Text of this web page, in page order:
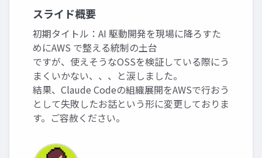
スライド概要
初期タイトル：AI 駆動開発を現場に降ろすた
めにAWS で整える統制の土台
ですが、使えそうなOSSを検証している際にう
まくいかない、、、と涙しました。
結果、Claude Codeの組織展開をAWSで行おう
として失敗したお話という形に変更しておりま
す。ご容赦ください。